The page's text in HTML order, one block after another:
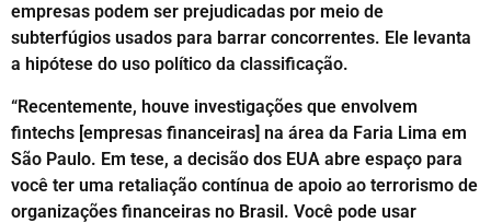
empresas podem ser prejudicadas por meio de
subterfúgios usados para barrar concorrentes. Ele levanta
a hipótese do uso político da classificação.
“Recentemente, houve investigações que envolvem
fintechs [empresas financeiras] na área da Faria Lima em
São Paulo. Em tese, a decisão dos EUA abre espaço para
você ter uma retaliação contínua de apoio ao terrorismo de
organizações financeiras no Brasil. Você pode usar